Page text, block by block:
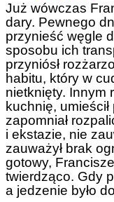
Już wówczas
dary. Pewnego
przynieść węgle
sposobu ich
przyniósł
habitu, który w
nietknięty. Innym
kuchnię,
zapomniał
i ekstazie, nie
zauważył brak
gotowy,
twierdząco. Gdy
a jedzenie było